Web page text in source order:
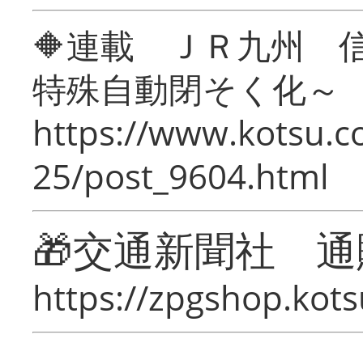
🔶連載 ＪＲ九州 信
特殊自動閉そく化～
https://
25/post_9604.html
🎁交通新聞社
https://